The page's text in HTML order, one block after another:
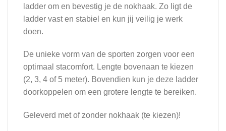
ladder om en bevestig je de nokhaak. Zo ligt de
ladder vast en stabiel en kun jij veilig je werk
doen.
De unieke vorm van de sporten zorgen voor een
optimaal stacomfort. Lengte bovenaan te kiezen
(2, 3, 4 of 5 meter). Bovendien kun je deze ladder
doorkoppelen om een grotere lengte te bereiken.
Geleverd met of zonder nokhaak (te kiezen)!